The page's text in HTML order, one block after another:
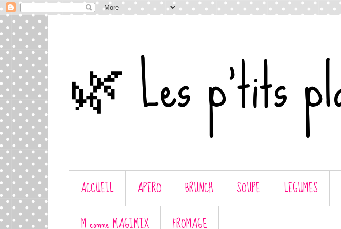
🌿 Les p'tits
ACCUEIL APERO BRUNCH SOUPE LEGUMES
M comme MAGIMIX
FROMAGE